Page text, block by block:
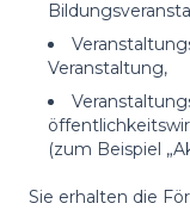
Veranstaltung,
(zum Beispiel
Sie erhalten die